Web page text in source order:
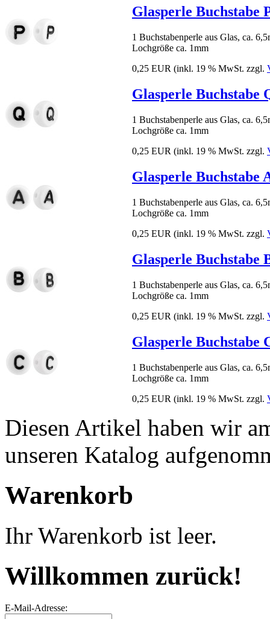
Glasperle Buchstabe
1 Buchstabenperle aus Glas, ca.
Lochgröße ca. 1mm
0,25 EUR (inkl. 19 % MwSt. zzgl.
Glasperle Buchstabe
1 Buchstabenperle aus Glas, ca.
Lochgröße ca. 1mm
0,25 EUR (inkl. 19 % MwSt. zzgl.
Glasperle Buchstabe
1 Buchstabenperle aus Glas, ca.
Lochgröße ca. 1mm
0,25 EUR (inkl. 19 % MwSt. zzgl.
Glasperle Buchstabe
1 Buchstabenperle aus Glas, ca.
Lochgröße ca. 1mm
0,25 EUR (inkl. 19 % MwSt. zzgl.
Glasperle Buchstabe
1 Buchstabenperle aus Glas, ca.
Lochgröße ca. 1mm
0,25 EUR (inkl. 19 % MwSt. zzgl.
Diesen Artikel haben wir
unseren Katalog
Warenkorb
Ihr Warenkorb ist leer.
Willkommen zurück!
E-Mail-Adresse: